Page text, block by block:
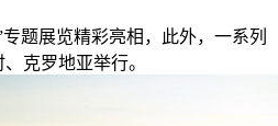
题展览精彩亮相，此外，一系列
克罗地亚举行。